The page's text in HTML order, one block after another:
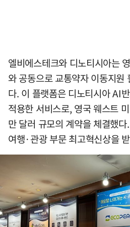
엘비에스테크와 디노티시아는
와 공동으로 교통약자 이동지원
다. 이 플랫폼은 디노티시아 AI
적용한 서비스로, 영국 웨스트
만 달러 규모의 계약을 체결했
여행·관광 부문 최고혁신상을